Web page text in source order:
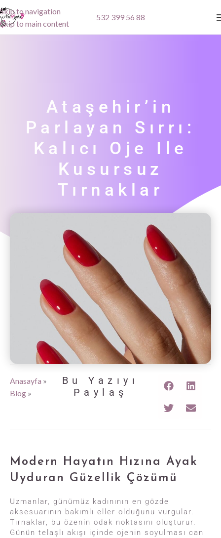
Skip to navigation
Skip to main content
532 399 56 88
Ataşehir’in
Parlayan Sırrı:
Kalıcı Oje Ile
Kusursuz
Tırnaklar
Anasayfa »
Blog »
Bu Yazıyı
Paylaş
Modern Hayatın Hızına Ayak
Uyduran Güzellik Çözümü
Uzmanlar, günümüz kadınının en gözde
aksesuarının bakımlı eller olduğunu vurgular.
Tırnaklar, bu özenin odak noktasını oluşturur.
Günün telaşlı akışı içinde ojenin soyulması can